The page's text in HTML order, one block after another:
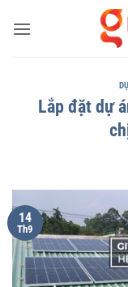
qua
Lắp đặt dự
14
Th9